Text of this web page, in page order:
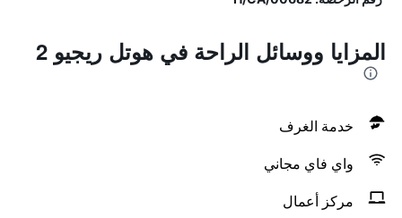
المزايا ووسائل الراحة في هوتل ريجيو 2
خدمة الغرف
واي فاي مجاني
مركز أعمال